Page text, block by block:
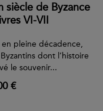
de Byzance
VI-VII
pleine décadence,
dont l’histoire
le souvenir...
€